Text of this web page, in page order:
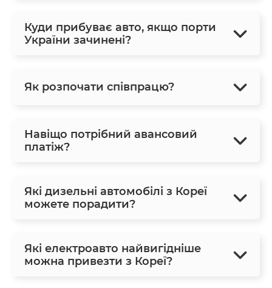
Куди прибуває авто, якщо порти
України зачинені?
Як розпочати співпрацю?
Навіщо потрібний авансовий
платіж?
Які дизельні автомобілі з Кореї
можете порадити?
Які електроавто найвигідніше
можна привезти з Кореї?